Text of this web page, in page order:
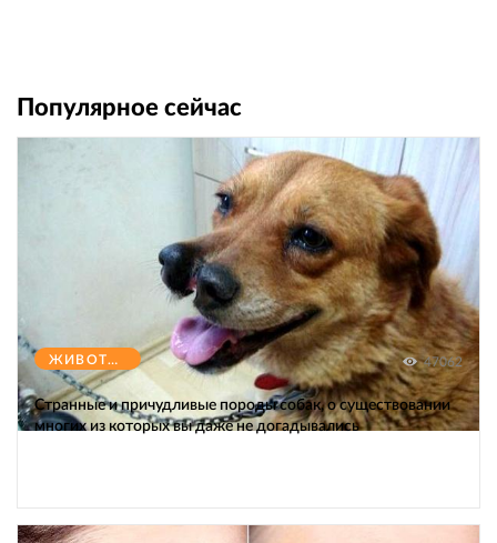
Популярное сейчас
ЖИВОТНЫЕ 47062
Странные и причудливые породы собак, о существовании
многих из которых вы даже не догадывались